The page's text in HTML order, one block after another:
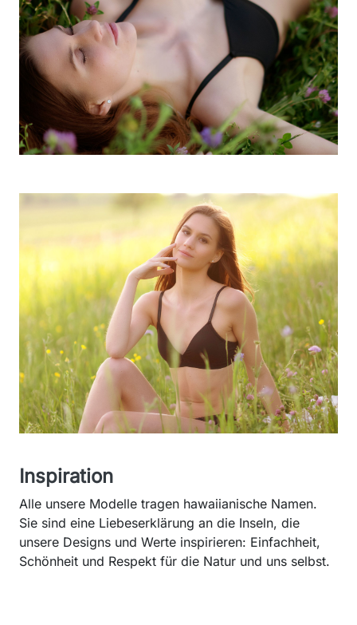
Inspiration
Alle unsere Modelle tragen hawaiianische Namen.
Sie sind eine Liebeserklärung an die Inseln, die
unsere Designs und Werte inspirieren: Einfachheit,
Schönheit und Respekt für die Natur und uns selbst.